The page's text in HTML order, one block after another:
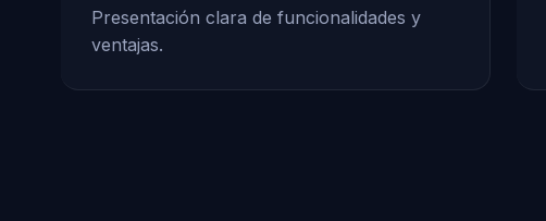
Presentación clara de funcionalidades y
ventajas.